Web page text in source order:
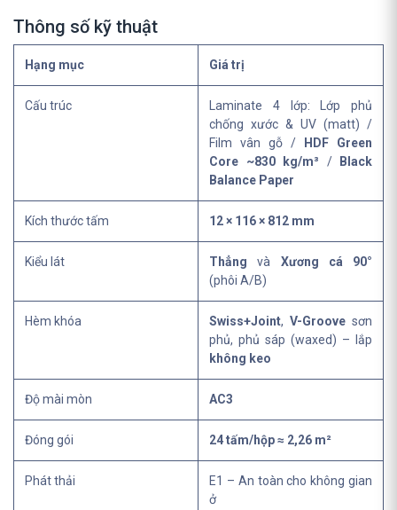
Thông số kỹ thuật
Hạng mục Giá trị
Cấu trúc
Laminate 4 lớp: Lớp phủ
chống xước & UV (matt) /
Film vân gỗ /
HDF Green
Core ~830 kg/m³ /
Black
Balance Paper
Kích thước tấm 12 × 116 × 812 mm
Kiểu lát Thẳng và Xương cá 90°
(phôi A/B)
Hèm khóa Swiss+Joint, V-Groove sơn
phủ, phủ sáp (waxed) – lắp
không keo
Độ mài mòn AC3
Đóng gói 24 tấm/hộp ≈ 2,26 m²
Phát thải
E1 – An toàn cho không gian
ở